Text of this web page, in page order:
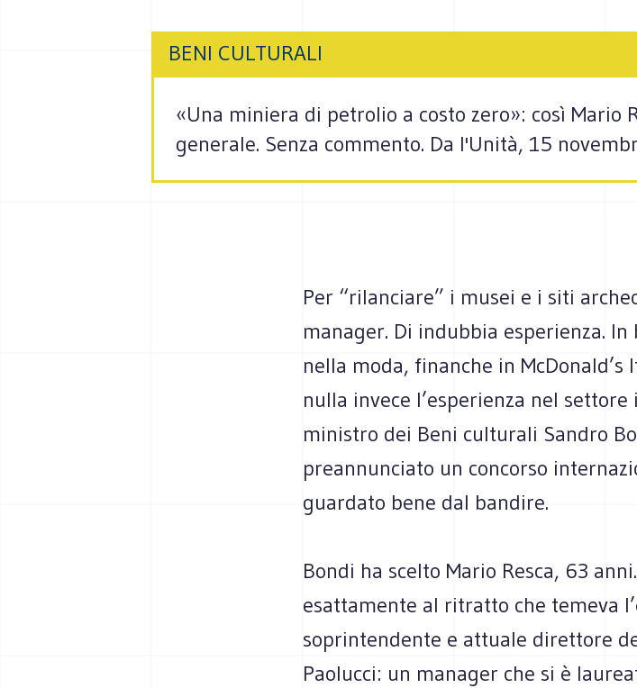
BENI CULTURALI
«Una miniera di petrolio a costo zero»: così Mario
generale. Senza commento. Da l'Unità, 15
Per “rilanciare” i musei e i siti
manager. Di indubbia esperienza.
nella moda, finanche in
nulla invece l’esperienza nel
ministro dei Beni culturali Sandro
preannunciato un concorso
guardato bene dal bandire.
Bondi ha scelto Mario Resca, 63
esattamente al ritratto che temeva
soprintendente e attuale direttore
Paolucci: un manager che si è